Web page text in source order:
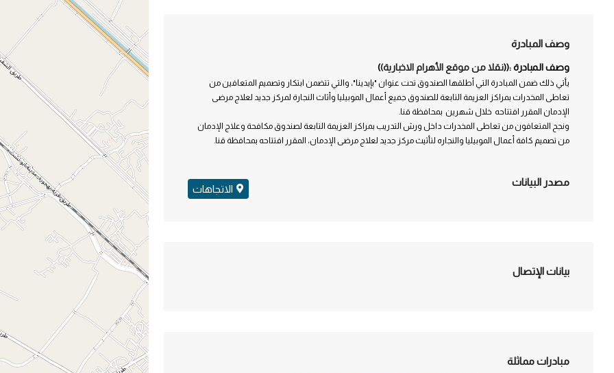
وصف المبادرة
وصف المبادرة :((نقلا من موقع الأهرام الاخبارية))
يأتي ذلك ضمن المبادرة التي أطلقها الصندوق تحت عنوان "بإيدينا"، والتي تتضمن ابتكار وتصميم المتعافين من
تعاطى المخدرات بمراكز العزيمة التابعة للصندوق جميع أعمال الموبيليا وأثاث النجارة لمركز جديد لعلاج مرضى
الإدمان المقرر افتتاحه خلال شهرين بمحافظة قنا‪ .‬
ونجح المتعافون من تعاطى المخدرات داخل ورش التدريب بمراكز العزيمة التابعة لصندوق مكافحة وعلاج الإدمان
من تصميم كافة أعمال الموبيليا والنجاره لتأثيث مركز جديد لعلاج مرضى الإدمان، المقرر افتتاحه بمحافظة قنا‪.‬
مصدر البيانات
الاتجاهات
بيانات الإتصال
مبادرات مماثلة